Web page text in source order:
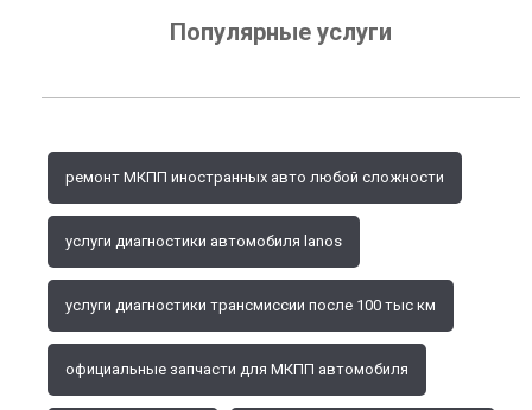
Популярные услуги
ремонт МКПП иностранных авто любой сложности
услуги диагностики автомобиля lanos
услуги диагностики трансмиссии после 100 тыс км
официальные запчасти для МКПП автомобиля